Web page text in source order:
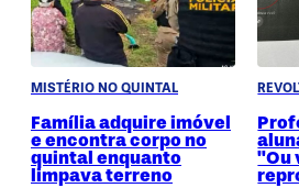
MISTÉRIO NO QUINTAL
Família adquire imóvel
e encontra corpo no
quintal enquanto
limpava terreno
"Ou